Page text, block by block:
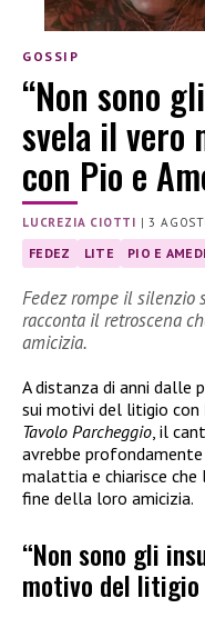
GOSSIP
“Non sono
svela il vero
con Pio e
LUCREZIA CIOTTI |3
FEDEZ LITE PIO E
Fedez rompe il silenzio
racconta il retroscena
amicizia.
A distanza di anni dalle
sui motivi del litigio con
Tavolo Parcheggio , il
avrebbe
malattia e chiarisce
fine della loro amicizia.
“Non sono gli
motivo del litigio